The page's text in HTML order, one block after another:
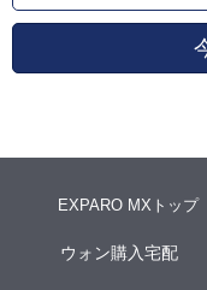
EXPARO MXトップ
ウォン購入宅配